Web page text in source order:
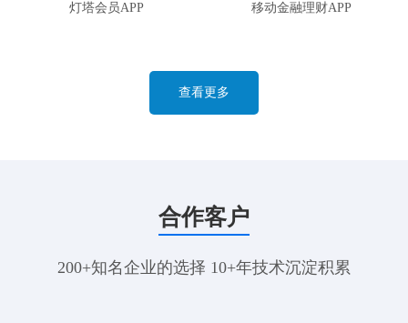
灯塔会员APP 移动金融理财APP
查看更多
合作客户
200+知名企业的选择 10+年技术沉淀积累